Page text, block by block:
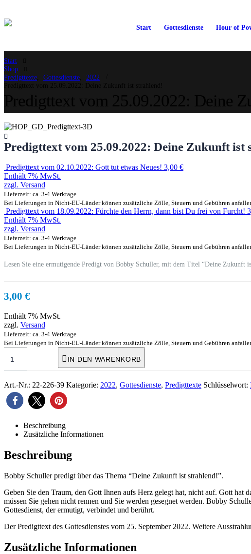
Start Gottesdienste Hour of
Start
Shop
Predigttexte
Gottesdienste
2022
Predigttext vom 25.09.2022: Deine Zukunft ist
Predigttext vom 02.10.2022: Gott tut etwas Neues! 3,00 €
Enthält 7% MwSt.
zzgl. Versand
Lieferzeit: ca. 3-4 Werktage
Bei Lieferungen in Nicht-EU-Länder können zusätzliche Zölle, Steuern und Gebühren
Predigttext vom 18.09.2022: Fürchte den Herrn, dann bist Du frei von Furcht!
Enthält 7% MwSt.
zzgl. Versand
Lieferzeit: ca. 3-4 Werktage
Bei Lieferungen in Nicht-EU-Länder können zusätzliche Zölle, Steuern und Gebühren
Lesen Sie eine ermutigende Predigt von Bobby Schuller, mit dem Titel “Deine Zukunft
3,00 €
Enthält 7% MwSt.
zzgl. Versand
Lieferzeit: ca. 3-4 Werktage
Bei Lieferungen in Nicht-EU-Länder können zusätzliche Zölle, Steuern und Gebühren
IN DEN WARENKORB
Art.-Nr.: 22-226-39 Kategorie: 2022, Gottesdienste, Predigttexte Schlüsselwort:
Beschreibung
Zusätzliche Informationen
Beschreibung
Bobby Schuller predigt über das Thema “Deine Zukunft ist strahlend!”.
Geben Sie den Traum, den Gott Ihnen aufs Herz gelegt hat, nicht auf. Gott
müssen Sie gehen nicht rennen und Sie werden gesegnet werden. Bobby
Gottesdienst, der ermutigt, verbindet und berührt.
Der Predigttext des Gottesdienstes vom 25. September 2022. Weitere
Zusätzliche Informationen